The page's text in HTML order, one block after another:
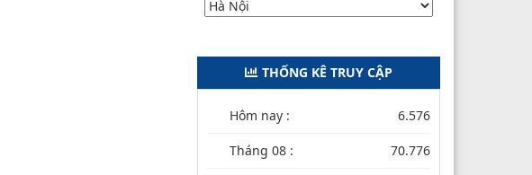
THỐNG KÊ TRUY CẬP
Hôm nay : 6.576
Tháng 08 : 70.776